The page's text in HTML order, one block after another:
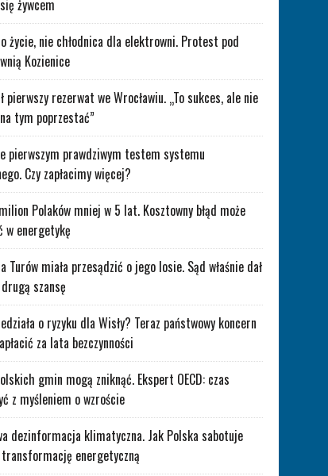
żywcem
życie, nie chłodnica dla elektrowni. Protest pod
Kozienice
pierwszy rezerwat we Wrocławiu. „To sukces, ale nie
tym poprzestać”
pierwszym prawdziwym testem systemu
Czy zapłacimy więcej?
Polaków mniej w 5 lat. Kosztowny błąd może
w energetykę
Turów miała przesądzić o jego losie. Sąd właśnie dał
szansę
o ryzyku dla Wisły? Teraz państwowy koncern
za lata bezczynności
gmin mogą zniknąć. Ekspert OECD: czas
z myśleniem o wzroście
dezinformacja klimatyczna. Jak Polska sabotuje
transformację energetyczną